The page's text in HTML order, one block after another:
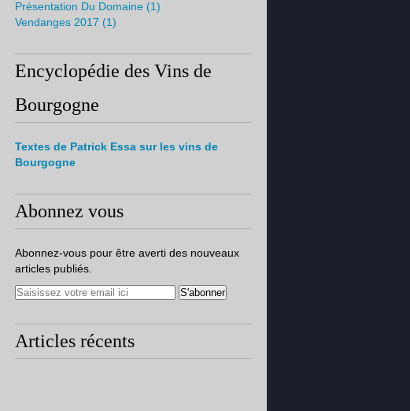
Présentation Du Domaine (1)
Vendanges 2017 (1)
Encyclopédie des Vins de
Bourgogne
Textes de Patrick Essa sur les vins de
Bourgogne
Abonnez vous
Abonnez-vous pour être averti des nouveaux
articles publiés.
Articles récents